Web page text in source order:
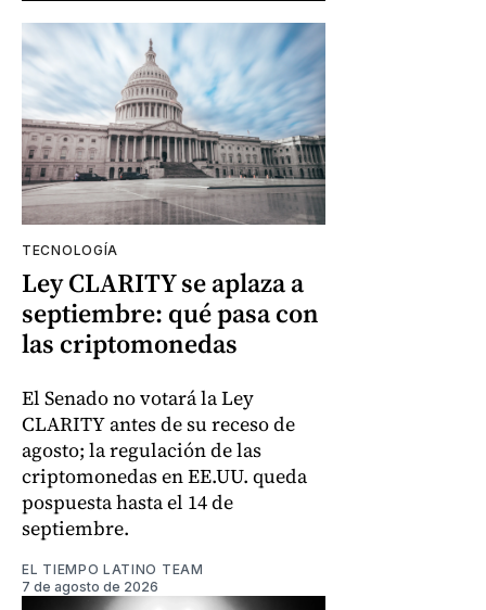
TECNOLOGÍA
Ley CLARITY se aplaza a
septiembre: qué pasa con
las criptomonedas
El Senado no votará la Ley
CLARITY antes de su receso de
agosto; la regulación de las
criptomonedas en EE.UU. queda
pospuesta hasta el 14 de
septiembre.
EL TIEMPO LATINO TEAM
7 de agosto de 2026